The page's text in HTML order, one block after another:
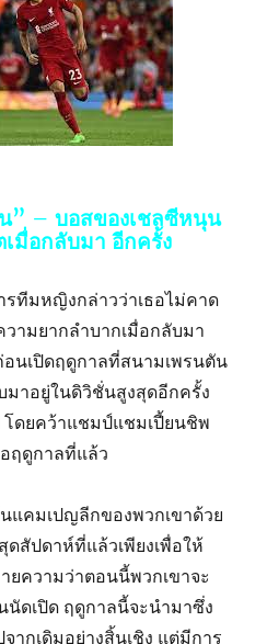
” – บอสของเชลซีหนุน
เมื่อกลับมา อีกครั้ง
รทีมหญิงกล่าวว่าเธอไม่คาด
วามยากลําบากเมื่อกลับมา
อนเปิดฤดูกาลที่สนามเพรนตัน
าอยู่ในดิวิชั่นสูงสุดอีกครั้ง
โดยคว้าแชมป์แชมเปี้ยนชิพ
ฤดูกาลที่แล้ว
แคมเปญลีกของพวกเขาด้วย
ดสัปดาห์ที่แล้วเพียงเพื่อให้
ยความว่าตอนนี้พวกเขาจะ
นัดเปิด ฤดูกาลนี้จะนํามาซึ่ง
ากเดิมอย่างสิ้นเชิง แต่มีการ